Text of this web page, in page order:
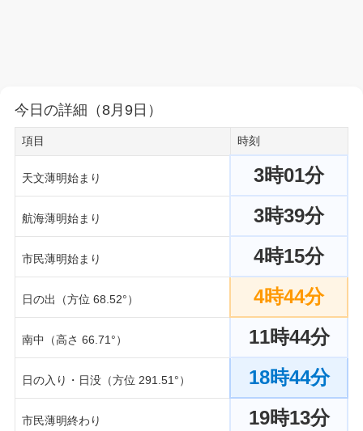
今日の詳細（8月9日）
項目 時刻
天文薄明始まり 3時01分
航海薄明始まり 3時39分
市民薄明始まり 4時15分
日の出（方位 68.52°） 4時44分
南中（高さ 66.71°） 11時44分
日の入り・日没（方位 291.51°） 18時44分
市民薄明終わり 19時13分